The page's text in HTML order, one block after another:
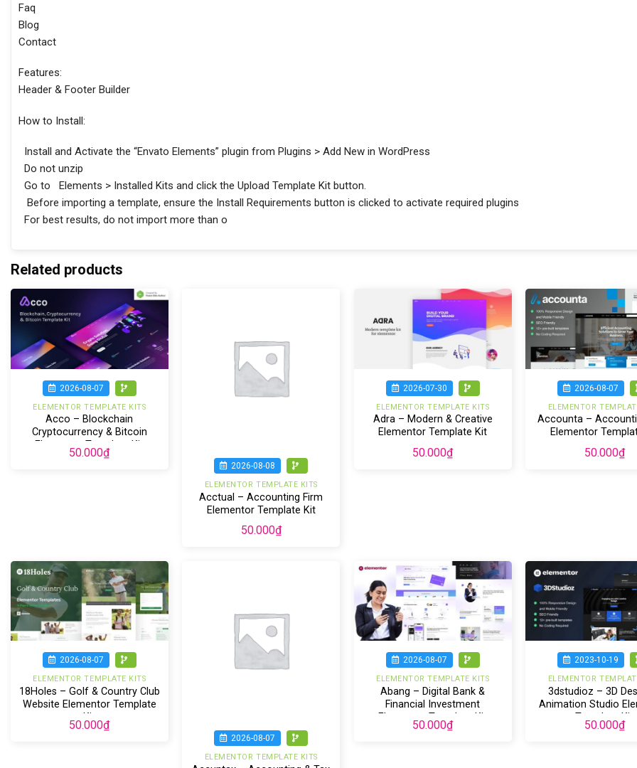
Faq
Blog
Contact
Features:
Header & Footer Builder
How to Install:
Install and Activate the “Envato Elements” plugin from Plugins > Add New in WordPress
Do not unzip
Go to Elements > Installed Kits and click the Upload Template Kit button.
Before importing a template, ensure the Install Requirements button is clicked to activate required plugins
For best results, do not import more than o
Related products
2026-08-07
ELEMENTOR TEMPLATE KITS
Acco – Blockchain
Cryptocurrency & Bitcoin
Elementor Template Kit
50.000₫
2026-08-08
ELEMENTOR TEMPLATE KITS
Acctual – Accounting Firm
Elementor Template Kit
50.000₫
2026-07-30
ELEMENTOR TEMPLATE KITS
Adra – Modern & Creative
Elementor Template Kit
50.000₫
2026-08-07
ELEMENTOR
Accounta –
Elementor
50.000₫
2026-08-07
ELEMENTOR TEMPLATE KITS
18Holes – Golf & Country Club
Website Elementor Template
Kit
50.000₫
2026-08-07
ELEMENTOR TEMPLATE KITS
2026-08-07
ELEMENTOR TEMPLATE KITS
Abang – Digital Bank &
Financial Investment
Elementor Template Kit
50.000₫
2023-10-19
ELEMENTOR
3dstudioz – 3D
Animation Studio
Template Kit
50.000₫